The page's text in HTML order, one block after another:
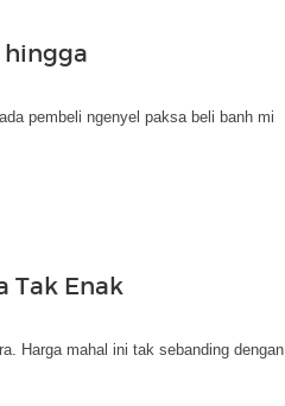
hingga
pembeli ngenyel paksa beli banh mi
Tak Enak
Harga mahal ini tak sebanding dengan